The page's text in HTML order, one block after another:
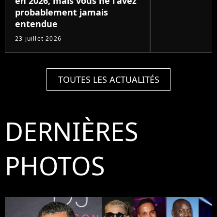
probablement jamais
entendue
23 juillet 2026
TOUTES LES ACTUALITÉS
DERNIÈRES
PHOTOS